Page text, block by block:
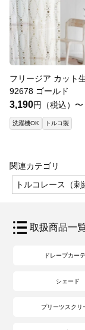
フリージア カット
92678 ゴールド
3,190円（税込）〜
洗濯機OK トルコ製
関連カテゴリ
トルコレース（刺
取扱商品一
ドレープカー
シェード
プリーツスクリ